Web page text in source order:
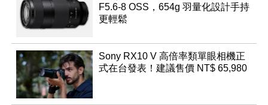
F5.6-8 OSS，654g 羽量化設計手持
更輕鬆
Sony RX10 V 高倍率類單眼相機正
式在台發表！建議售價 NT$ 65,980